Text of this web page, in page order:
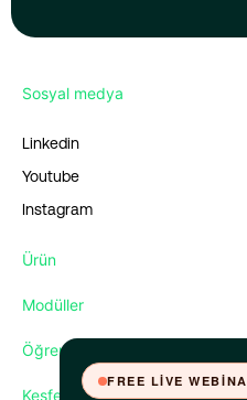
Sosyal medya
Linkedin
Youtube
Instagram
Ürün
Modüller
Öğren
Keşfet
FREE LIVE